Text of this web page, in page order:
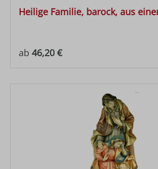
Heilige Familie, barock, aus
Regulärer Preis:
ab 46,20 €